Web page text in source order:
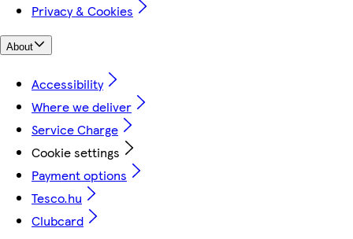
Privacy & Cookies
About
Accessibility
Where we deliver
Service Charge
Cookie settings
Payment options
Tesco.hu
Clubcard